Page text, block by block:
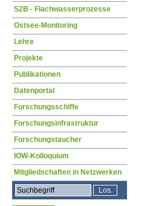
S2B - Flachwasserprozesse
Ostsee-Monitoring
Lehre
Projekte
Publikationen
Datenportal
Forschungsschiffe
Forschungsinfrastruktur
Forschungstaucher
IOW-Kolloquium
Mitgliedschaften in Netzwerken